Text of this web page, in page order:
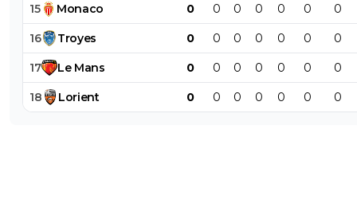
15 Monaco 0 0 0 0 0 0 0
16 Troyes 0 0 0 0 0 0 0
17 Le Mans 0 0 0 0 0 0 0
18 Lorient 0 0 0 0 0 0 0